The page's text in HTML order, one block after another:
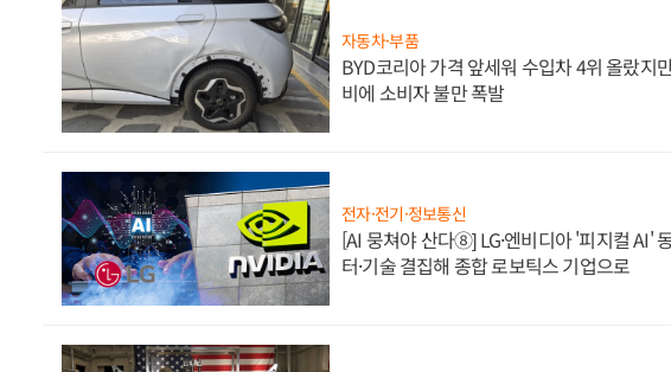
자동차·부품
BYD코리아 가격 앞세워 수입차 4위 올랐지
비에 소비자 불만 폭발
전자·전기·정보통신
[AI 뭉쳐야 산다⑧] LG·엔비디아 '피지컬 AI'
터·기술 결집해 종합 로보틱스 기업으로